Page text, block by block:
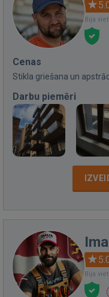
Bija
Cenas
Stikla griešana un
Darbu piemēri
Bija